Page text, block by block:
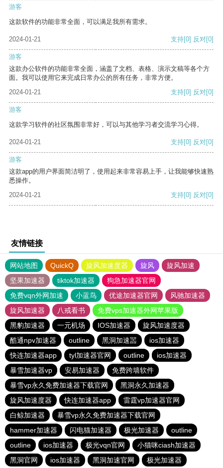
游客
这款软件的功能非常全面，可以满足我所有需求。
2024-01-21 支持[0] 反对[0]
游客
这款办公软件的功能非常全面，涵盖了文档、表格、演示文稿等各个方
面。我可以使用它来完成日常办公的所有任务，非常方便。
2024-01-21
支持[0] 反对[0]
游客
这款学习软件的社区氛围非常好，可以与其他学习者交流学习心得。
2024-01-21 支持[0] 反对[0]
游客
这款app的用户界面简洁明了，使用起来非常容易上手，让我能够快速熟
悉操作。
2024-01-21
支持[0] 反对[0]
友情链接
网站地图 QuickQ 旋风加速度器 旋风
旋风加速
坚果加速器
tiktok加速器
狗急加速器官网
免费vqn外网加速
小蓝鸟 优途加速器官网
风驰加速器
旋风加速器
八戒看书
免费vps加速器外网苹果版
黑豹加速器
一元机场 IOS加速器
旋风加速度器
酷通npv加速器
outline 黑洞加速噐
ios加速器
快连加速器app
tyl加速器官网 outline
ios加速器
暴雪加速器vp
安易加速器
免费跨墙软件
暴雪vp永久免费加速器下载官网
黑洞永久加速器
旋风加速度器
快连加速器app
雷霆vp加速器官网
白鲸加速器
暴雪vp永久免费加速器下载官网
hammer加速器
闪电猫加速器 极光加速器
outline
outline
ios加速器 极光vqn官网
小猫咪ciash加速器
黑洞官网
ios加速器 黑洞加速官网 极光加速器